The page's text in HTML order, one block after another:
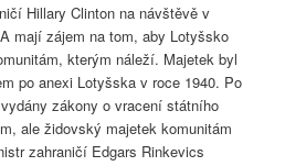
Hillary Clinton na návštěvě v
mají zájem na tom, aby Lotyšsko
kterým náleží. Majetek byl
po anexi Lotyšska v roce 1940. Po
zákony o vracení státního
ale židovský majetek komunitám
zahraničí Edgars Rinkevics